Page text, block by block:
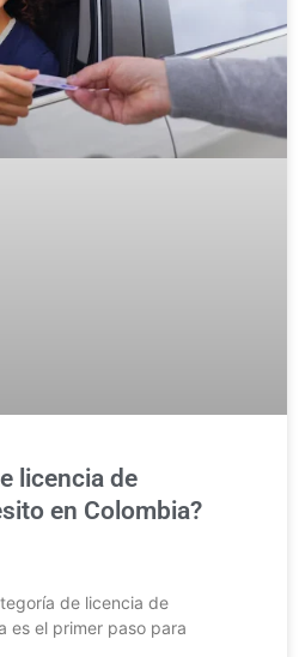
licencia de
en Colombia?
de licencia de
es el primer paso para